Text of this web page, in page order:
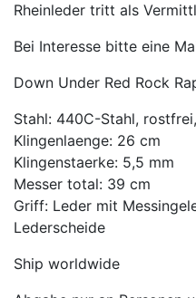
Rheinleder tritt als
Bei Interesse bitte eine
Down Under Red Rock
Stahl: 440C-Stahl,
Klingenlaenge: 26 cm
Klingenstaerke: 5,5 mm
Messer total: 39 cm
Griff: Leder mit
Lederscheide
Ship worldwide